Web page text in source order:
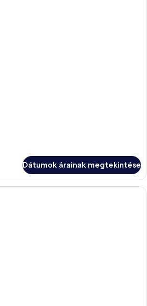
Dátumok árainak megtekintése